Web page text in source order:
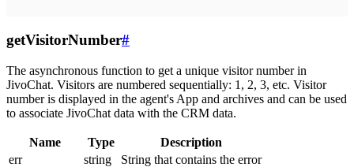
getVisitorNumber#
The asynchronous function to get a unique visitor number in
JivoChat. Visitors are numbered sequentially: 1, 2, 3, etc. Visitor
number is displayed in the agent's App and archives and can be used
to associate JivoChat data with the CRM data.
Name Type
Description
err
string
String that contains the error